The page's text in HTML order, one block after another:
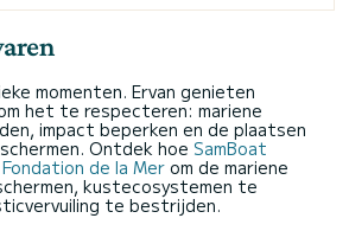
momenten. Ervan genieten
het te respecteren: mariene
impact beperken en de plaatsen
Ontdek hoe SamBoat
de la Mer om de mariene
kustecosystemen te
te bestrijden.